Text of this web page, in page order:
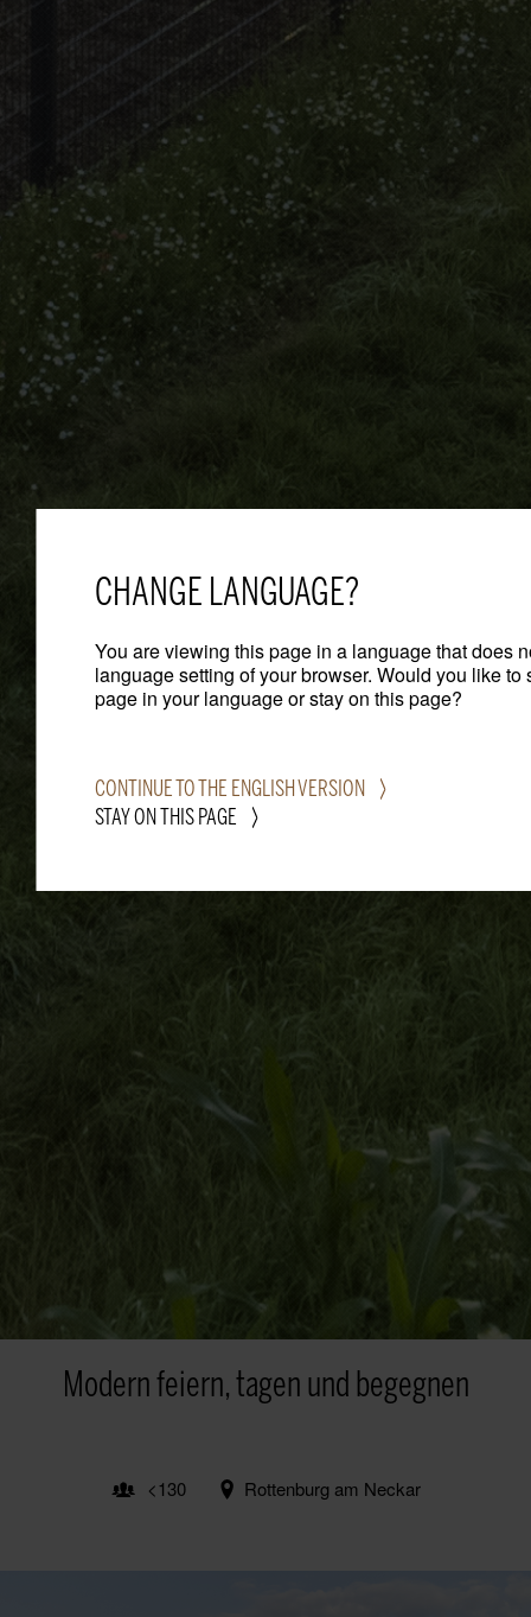
Modern feiern, tagen und begegnen
<130 Rottenburg am Neckar
CHANGE LANGUAGE?
You are viewing this page in a language that does
language setting of your browser. Would you like to
page in your language or stay on this page?
CONTINUE TO THE ENGLISH VERSION
STAY ON THIS PAGE